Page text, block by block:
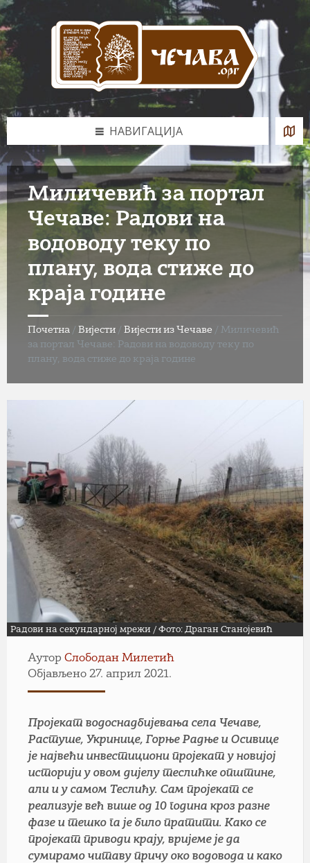
Skip
to
content
Skip
to
left
sidebar
Skip
to
footer
НАВИГАЦИЈА
Миличевић за портал
Чечаве: Радови на
водоводу теку по
плану, вода стиже до
краја године
Почетна / Вијести / Вијести из Чечаве / Миличевић
за портал Чечаве: Радови на водоводу теку по
плану, вода стиже до краја године
Радови на секундарној мрежи / Фото: Драган Станојевић
Аутор Слободан Милетић
Објављено 27. април 2021.
Пројекат водоснадбијевања села Чечаве,
Растуше, Укринице, Горње Радње и Осивице
је највећи инвестициони пројекат у новијој
историји у овом дијелу теслићке општине,
али и у самом Теслићу. Сам пројекат се
реализује већ више од 10 година кроз разне
фазе и тешко га је било пратити. Како се
пројекат приводи крају, вријеме је да
сумирамо читаву причу око водовода и како